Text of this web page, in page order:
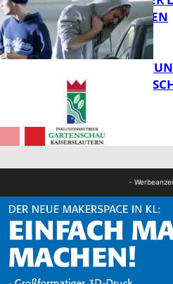
FB News
SUCHT ZEUGEN
DER
-